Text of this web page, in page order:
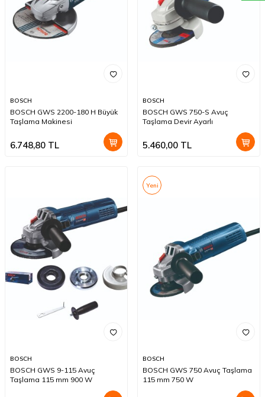
BOSCH
BOSCH GWS 2200-180 H Büyük
Taşlama Makinesi
6.748,80 TL
BOSCH
BOSCH GWS 750-S Avuç
Taşlama Devir Ayarlı
5.460,00 TL
BOSCH
BOSCH GWS 9-115 Avuç
Taşlama 115 mm 900 W
Yeni
BOSCH
BOSCH GWS 750 Avuç Taşlama
115 mm 750 W